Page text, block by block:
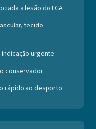
a lesão do LCA
tecido
urgente
conservador
rápido ao desporto